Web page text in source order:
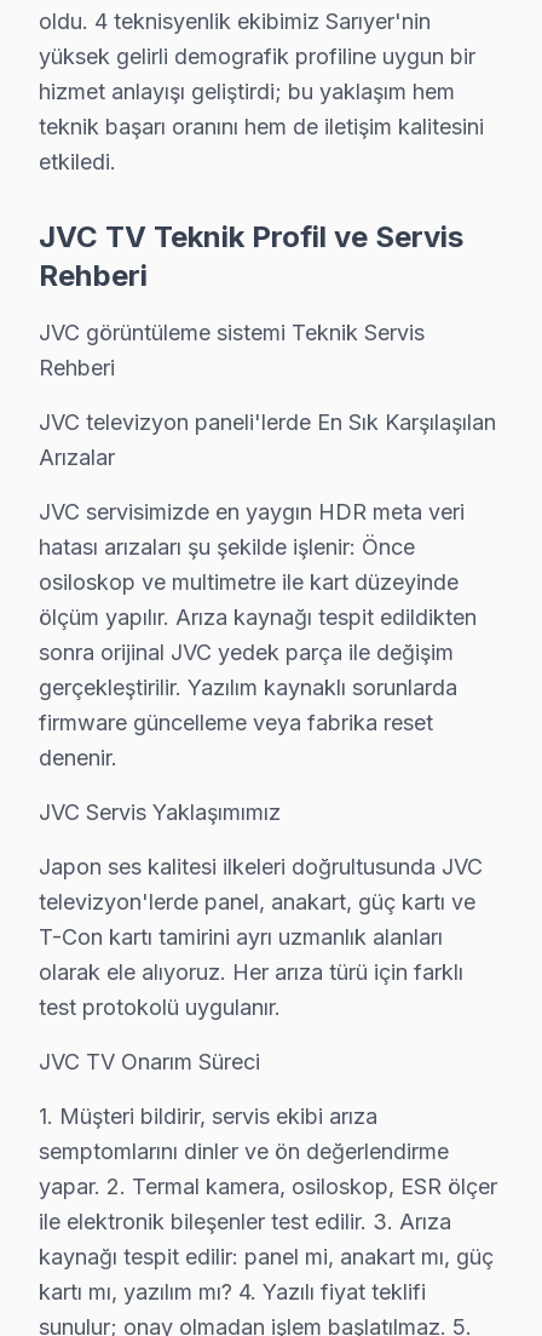
Dördüncü ilke — Garanti dahil fiyat: İşçilik garantisi
Sarıyer'deki söz konusu model servis hacmi takvim
İkinci pik — Mart sonu: Bahar temizliği sırasında
Üçüncü pik — Haziran: Ramazan Bayramı ve yaz
14 yıllık Sarıyer servis arşivi, JVC ekran arıza
Güncel tablo şu: aylık 75 başvurunun %35'i Fire
JVC TV Teknik Profil ve Servis Rehberi
JVC görüntüleme sistemi Teknik Servis Rehberi
JVC televizyon paneli'lerde En Sık Karşılaşılan
JVC servisimizde en yaygın HDR meta veri hatası
JVC Servis Yaklaşımımız
Japon ses kalitesi ilkeleri doğrultusunda JVC
bu cihaz TV Onarım Süreci
1. Müşteri bildirir, servis ekibi arıza semptomlarını
2. Termal kamera, osiloskop, ESR ölçer ile elektronik
3. Arıza kaynağı tespit edilir: panel mi, anakart mı, güç
5. Orijinal veya OEM eşdeğer bu marka parça ile
JVC TV Bakım Tavsiyeleri
JVC ekran'ler için en yaygın kullanıcı hatası; güç
söz konusu model panel'niz arızalandığında verileri
JVC güvenilirliği standartlarında bu cihaz servisimiz:
JVC TV Teknik Rehberi: Panel, Teşhis ve
JVC televizyonlarınızın tamir ve bakımında
Neden Sarıyer'de JVC teknik desteği Tercih
Sarıyer JVC TV Ekran Anakart Profesyonel Servis ve Tamir
Sarıyer'da JVC görüntüleme sistemi'niz
• Sarıyer'de 25+ sertifikalı teknisyen JVC televizyon
oldu. 4 teknisyenlik ekibimiz Sarıyer'nin
yüksek gelirli demografik profiline uygun bir
hizmet anlayışı geliştirdi; bu yaklaşım hem
teknik başarı oranını hem de iletişim kalitesini
etkiledi.
JVC TV Teknik Profil ve Servis
Rehberi
JVC görüntüleme sistemi Teknik Servis
Rehberi
JVC televizyon paneli'lerde En Sık Karşılaşılan
Arızalar
JVC servisimizde en yaygın HDR meta veri
hatası arızaları şu şekilde işlenir: Önce
osiloskop ve multimetre ile kart düzeyinde
ölçüm yapılır. Arıza kaynağı tespit edildikten
sonra orijinal JVC yedek parça ile değişim
gerçekleştirilir. Yazılım kaynaklı sorunlarda
firmware güncelleme veya fabrika reset
denenir.
JVC Servis Yaklaşımımız
Japon ses kalitesi ilkeleri doğrultusunda JVC
televizyon'lerde panel, anakart, güç kartı ve
T-Con kartı tamirini ayrı uzmanlık alanları
olarak ele alıyoruz. Her arıza türü için farklı
test protokolü uygulanır.
JVC TV Onarım Süreci
1. Müşteri bildirir, servis ekibi arıza
semptomlarını dinler ve ön değerlendirme
yapar. 2. Termal kamera, osiloskop, ESR ölçer
ile elektronik bileşenler test edilir. 3. Arıza
kaynağı tespit edilir: panel mi, anakart mı, güç
kartı mı, yazılım mı? 4. Yazılı fiyat teklifi
sunulur; onay olmadan işlem başlatılmaz. 5.